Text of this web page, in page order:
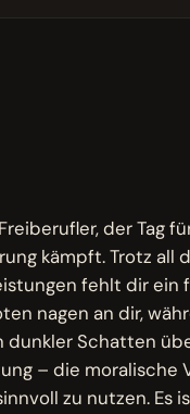
der Tag
kämpft. Trotz all
fehlt dir ein
nagen an dir,
dunkler Schatten
– die moralische
zu nutzen. Es